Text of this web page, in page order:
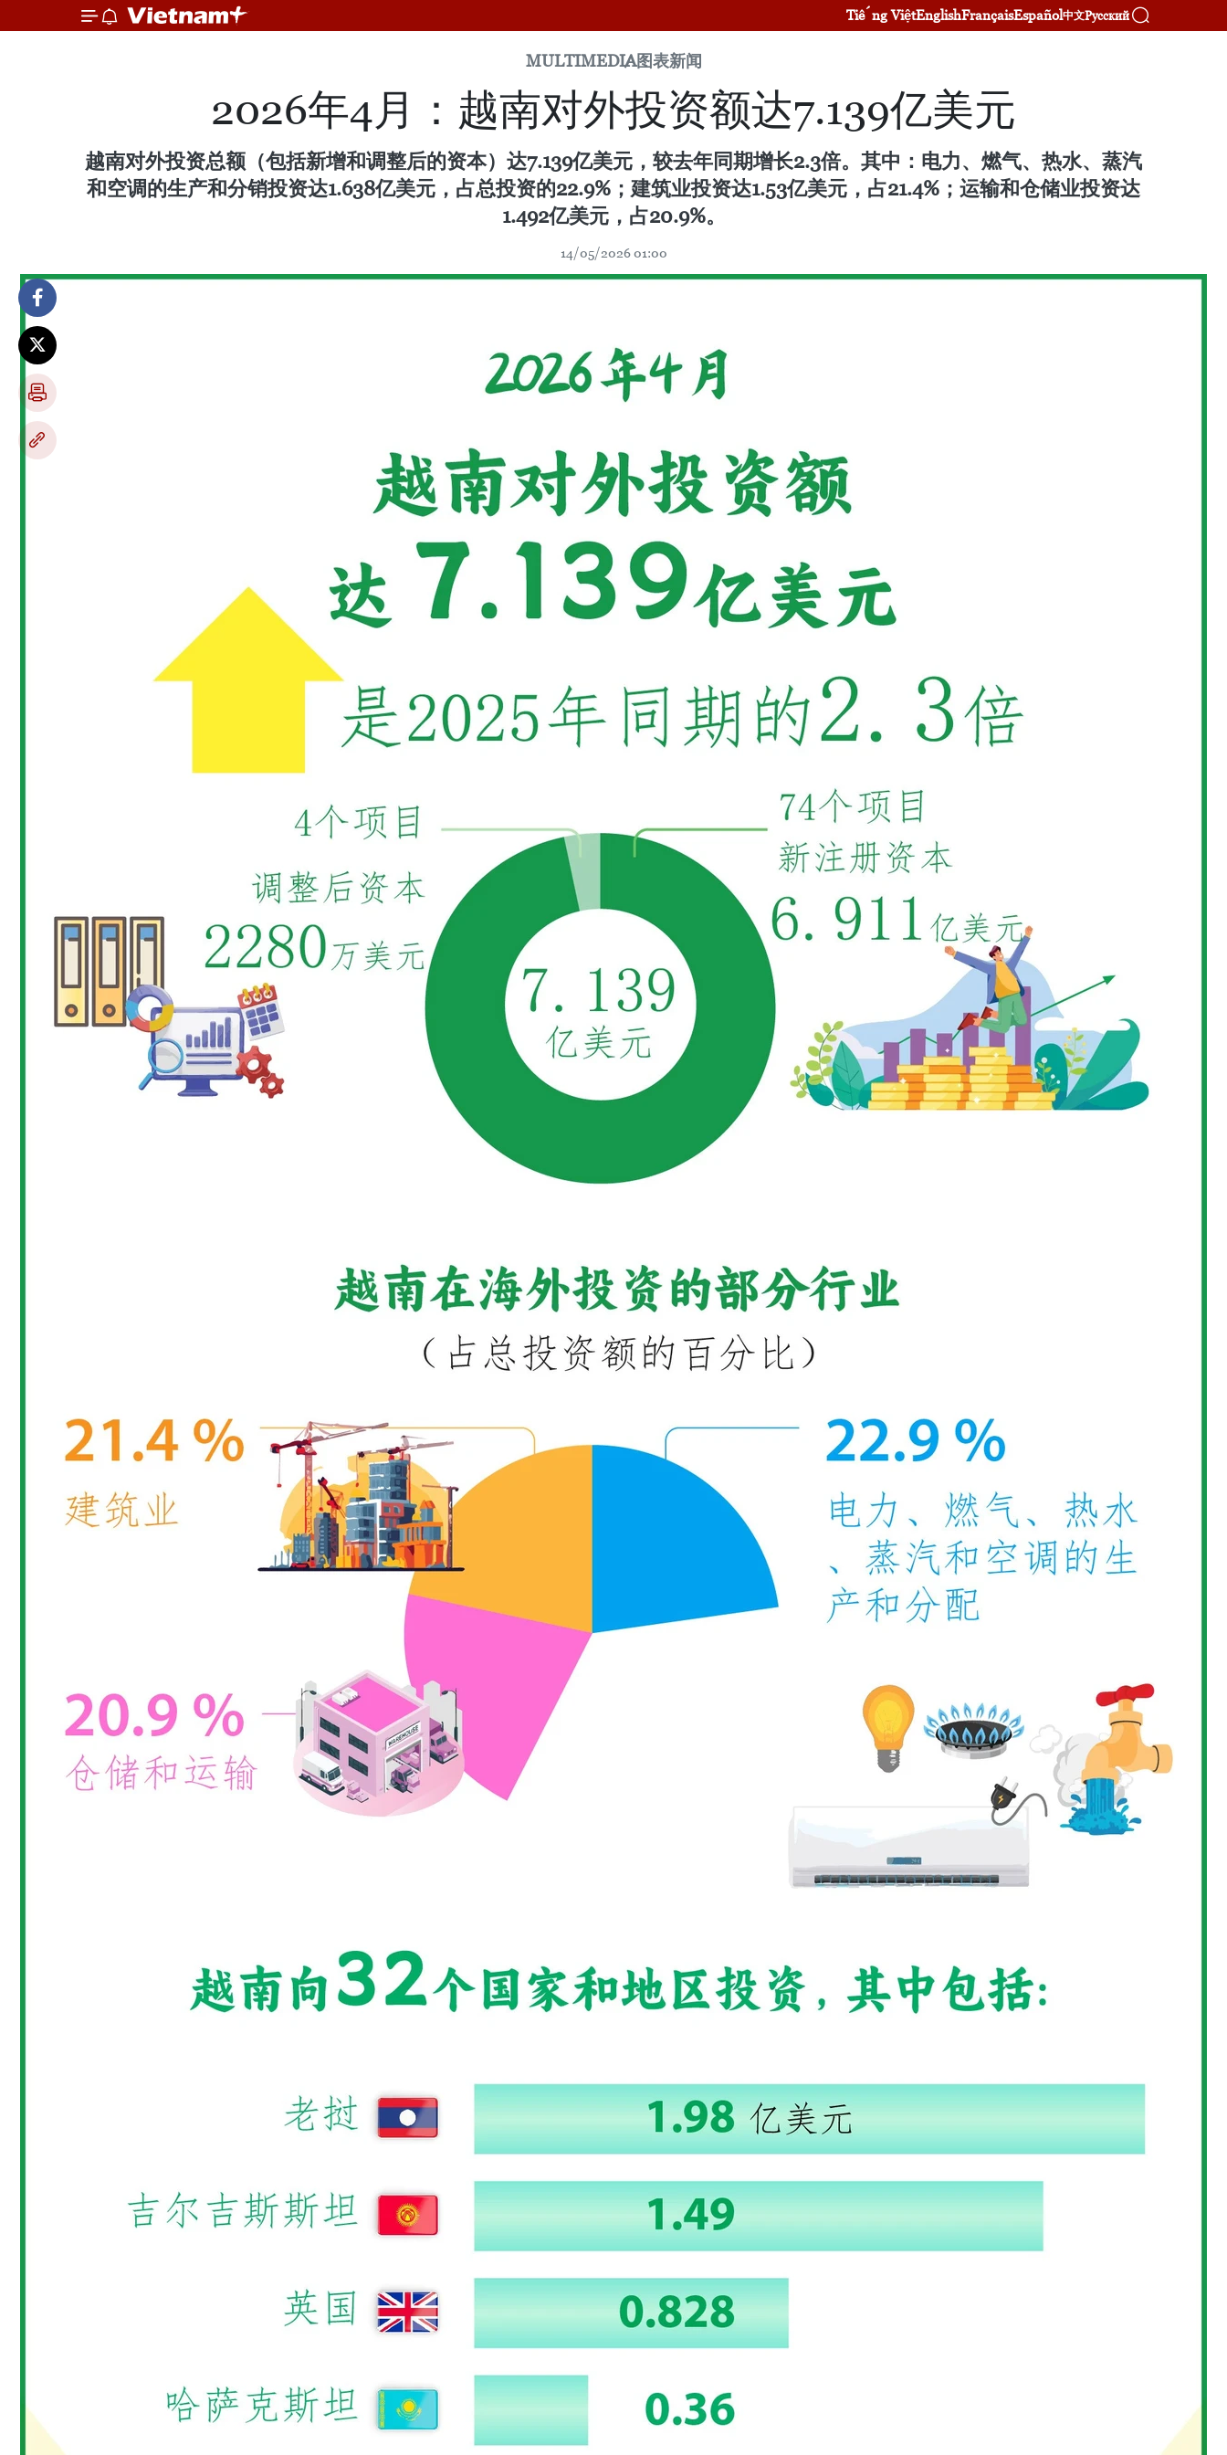
Tiếng ViệtEnglishFrançaisEspañol中文Русский
MULTIMEDIA图表新闻
2026年4月：越南对外投资额达7.139亿美元
越南对外投资总额（包括新增和调整后的资本）达7.139亿美元，较去年同期增长2.3倍。其中：电力、燃气、热水、蒸汽
和空调的生产和分销投资达1.638亿美元，占总投资的22.9%；建筑业投资达1.53亿美元，占21.4%；运输和仓储业投资达
1.492亿美元，占20.9%。
14/05/2026 01:00